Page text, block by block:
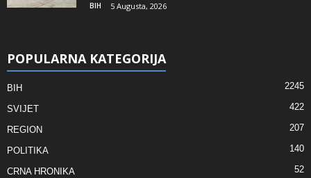
BIH 5 Augusta, 2026
POPULARNA KATEGORIJA
BIH 2245
SVIJET 422
REGION 207
POLITIKA 140
CRNA HRONIKA 52